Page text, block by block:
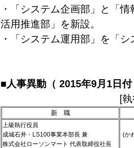
・「システム企画部」と「
活用推進部」を新設。
・「システム運用部」を「
■人事異動（ 2015年9月1日
[
新 職
上級執行役員
成城石井・LS100事業本部長 兼
株式会社ローソンマート 代表取締役社長
(か